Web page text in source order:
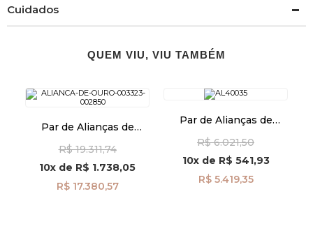
Cuidados
QUEM VIU, VIU TAMBÉM
Par de Alianças de
Reta com Diamante
al40029d2
R$ 19.311,74
10x de R$ 1.738,05
R$ 17.380,57
Par de Alianças de
Quadrada 2,7mm
al40035
R$ 6.021,50
10xde R$ 541,93
R$ 5.419,35